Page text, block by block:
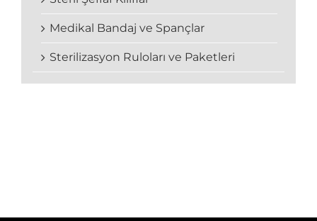
Medikal Bandaj ve Spançlar
Sterilizasyon Ruloları ve Paketleri